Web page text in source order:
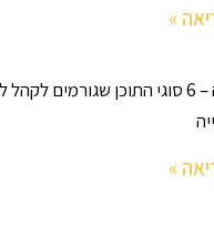
»
154: הדרכה – 6 סוגי התוכן שגורמים
»